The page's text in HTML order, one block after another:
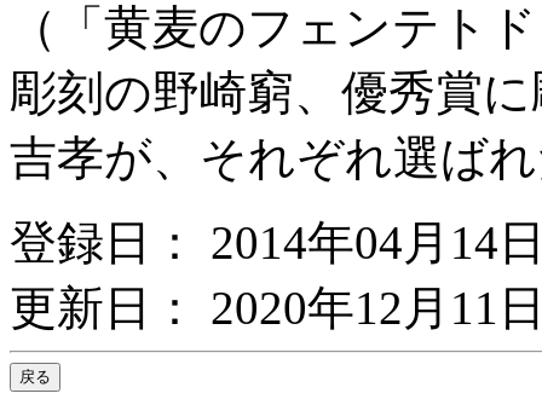
（「黄麦のフェンテト
彫刻の野崎窮、優秀賞
吉孝が、それぞれ選ば
登録日： 2014年04月14
更新日： 2020年12月11